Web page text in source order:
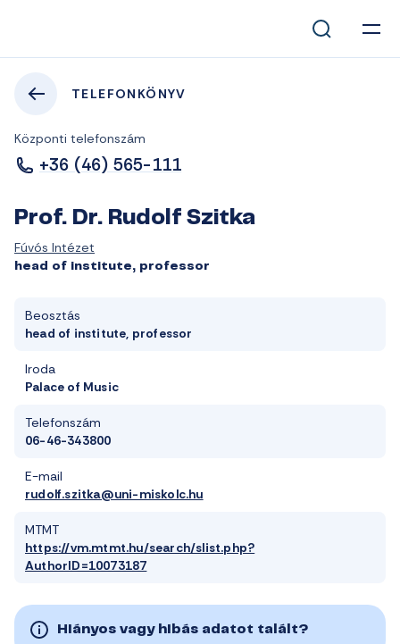
TELEFONKÖNYV
Központi telefonszám
+36 (46) 565-111
Prof. Dr. Rudolf Szitka
Fúvós Intézet
head of institute, professor
Beosztás
head of institute, professor
Iroda
Palace of Music
Telefonszám
06-46-343800
E-mail
rudolf.szitka@uni-miskolc.hu
MTMT
https://vm.mtmt.hu/search/slist.php?
AuthorID=10073187
Hiányos vagy hibás adatot talált?